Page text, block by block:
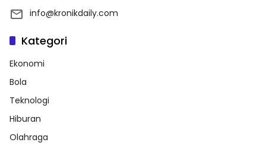
info@kronikdaily.com
Kategori
Ekonomi
Bola
Teknologi
Hiburan
Olahraga